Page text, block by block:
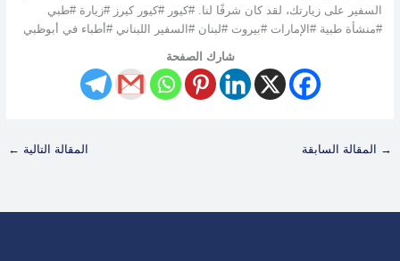
السفير على زيارتك، لقد كان شرفًا لنا. #كيور #كيور كيرز #زيارة #طبي
#منشأة طبية #الإمارات #بيروت #لبنان #السفير اللبناني #أطباء في أبوظبي
شارك الصفحة
→ المقالة السابقة المقالة التالية ←